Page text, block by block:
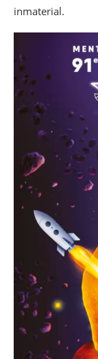
inmaterial.